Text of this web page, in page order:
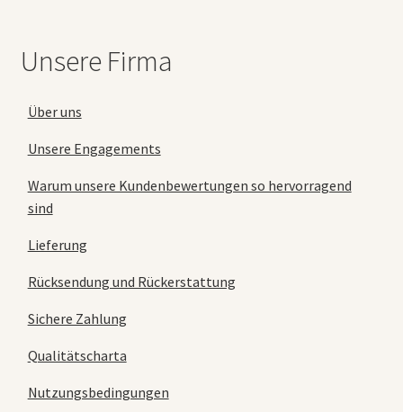
Unsere Firma
Über uns
Unsere Engagements
Warum unsere Kundenbewertungen so hervorragend
sind
Lieferung
Rücksendung und Rückerstattung
Sichere Zahlung
Qualitätscharta
Nutzungsbedingungen